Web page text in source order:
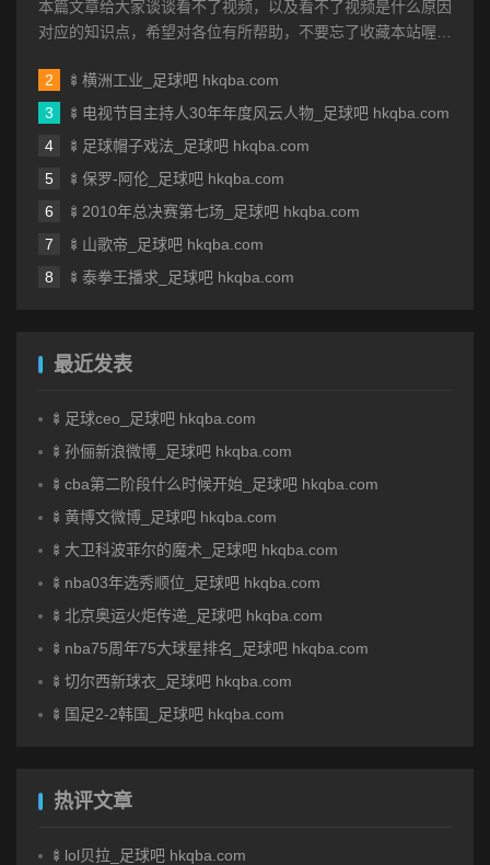
本篇文章给大家谈谈看不了视频，以及看不了视频是什么原因
对应的知识点，希望对各位有所帮助，不要忘了收藏本站喔。
🍢横洲工业_足球吧 hkqba.com
🍢电视节目主持人30年年度风云人物_足球吧 hkqba.com
🍢足球帽子戏法_足球吧 hkqba.com
🍢保罗-阿伦_足球吧 hkqba.com
🍢2010年总决赛第七场_足球吧 hkqba.com
🍢山歌帝_足球吧 hkqba.com
🍢泰拳王播求_足球吧 hkqba.com
最近发表
🍢足球ceo_足球吧 hkqba.com
🍢孙俪新浪微博_足球吧 hkqba.com
🍢cba第二阶段什么时候开始_足球吧 hkqba.com
🍢黄博文微博_足球吧 hkqba.com
🍢大卫科波菲尔的魔术_足球吧 hkqba.com
🍢nba03年选秀顺位_足球吧 hkqba.com
🍢北京奥运火炬传递_足球吧 hkqba.com
🍢nba75周年75大球星排名_足球吧 hkqba.com
🍢切尔西新球衣_足球吧 hkqba.com
🍢国足2-2韩国_足球吧 hkqba.com
热评文章
🍢lol贝拉_足球吧 hkqba.com